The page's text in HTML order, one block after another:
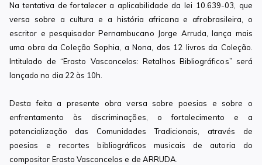
Na tentativa de fortalecer a aplicabilidade da lei 10.639-03, que
versa sobre a cultura e a história africana e afrobrasileira, o
escritor e pesquisador Pernambucano Jorge Arruda, lança mais
uma obra da Coleção Sophia, a Nona, dos 12 livros da Coleção.
Intitulado de “Erasto Vasconcelos: Retalhos Bibliográficos” será
lançado no dia 22 às 10h.
Desta feita a presente obra versa sobre poesias e sobre o
enfrentamento às discriminações, o fortalecimento e a
potencialização das Comunidades Tradicionais, através de
poesias e recortes bibliográficos musicais de autoria do
compositor Erasto Vasconcelos e de ARRUDA.